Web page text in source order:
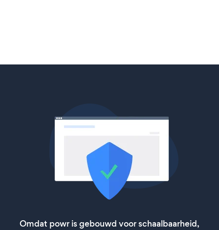
Omdat powr is gebouwd voor schaalbaarheid,